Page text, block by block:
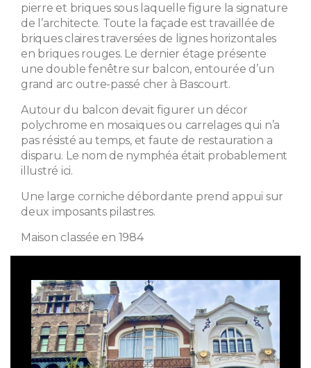
pierre et briques sous laquelle figure la signature
de l’architecte. Toute la façade est travaillée de
briques claires traversées de lignes horizontales
en briques rouges. Le dernier étage présente
une double fenêtre sur balcon, entourée d’un
grand arc outre-passé cher à Bascourt.
Autour du balcon devait figurer un décor
polychrome en mosaïques ou carrelages qui n’a
pas résisté au temps, et faute de restauration a
disparu. Le nom de nymphéa était probablement
illustré ici.
Une large corniche débordante prend appui sur
deux imposants pilastres.
Maison classée en 1984